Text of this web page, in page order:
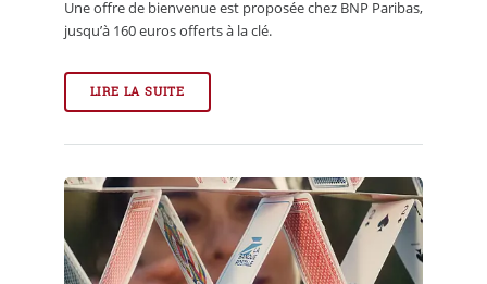
Une offre de bienvenue est proposée chez BNP Paribas,
jusqu’à 160 euros offerts à la clé.
LIRE LA SUITE